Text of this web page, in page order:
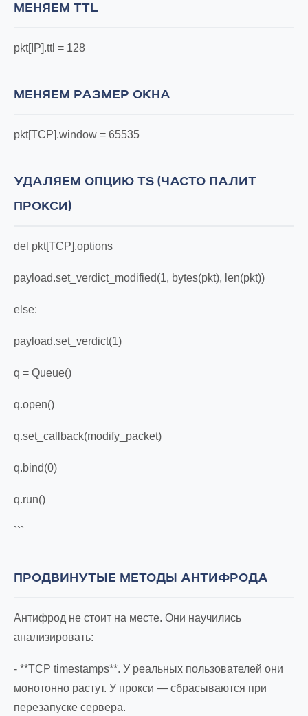
МЕНЯЕМ TTL
pkt[IP].ttl = 128
МЕНЯЕМ РАЗМЕР ОКНА
pkt[TCP].window = 65535
УДАЛЯЕМ ОПЦИЮ TS (ЧАСТО ПАЛИТ
ПРОКСИ)
del pkt[TCP].options
payload.set_verdict_modified(1, bytes(pkt), len(pkt))
else:
payload.set_verdict(1)
q = Queue()
q.open()
q.set_callback(modify_packet)
q.bind(0)
q.run()
```
ПРОДВИНУТЫЕ МЕТОДЫ АНТИФРОДА
Антифрод не стоит на месте. Они научились
анализировать:
- **TCP timestamps**. У реальных пользователей они
монотонно растут. У прокси — сбрасываются при
перезапуске сервера.